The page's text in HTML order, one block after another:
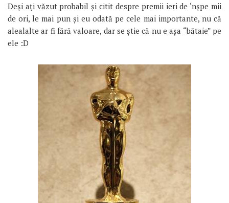
Deși ați văzut probabil și citit despre premii ieri de ‘nșpe mii
de ori, le mai pun și eu odată pe cele mai importante, nu că
alealalte ar fi fără valoare, dar se știe că nu e așa “bătaie” pe
ele :D